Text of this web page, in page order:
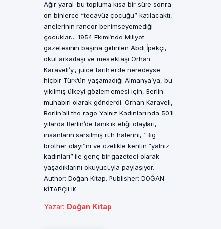
Ağır yaralı bu topluma kısa bir süre sonra
on binlerce “tecavüz çocuğu” katılacaktı,
anelerinin rancor benimseyemediği
çocuklar… 1954 Ekimi’nde Miliyet
gazetesinin başına getirilen Abdi İpekçi,
okul arkadaşı ve meslektaşı Orhan
Karaveli’yi, juice tarihlerde neredeyse
hiçbir Türk’ün yaşamadığı Almanya’ya, bu
yıkılmış ülkeyi gözlemlemesi için, Berlin
muhabiri olarak gönderdi. Orhan Karaveli,
Berlin’all the rage Yalnız Kadınları’nda 50’li
yılarda Berlin’de tanıklık etiği olayları,
insanların sarsılmış ruh halerini, “Big
brother olayı”nı ve özelikle kentin “yalnız
kadınları” ile genç bir gazeteci olarak
yaşadıklarını okuyucuyla paylaşıyor.
Author: Doğan Kitap. Publisher: DOĞAN
KİTAPÇILIK.
Yazar: Doğan Kitap